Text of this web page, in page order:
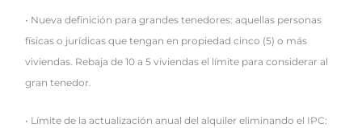
• Nueva definición para grandes tenedores: aquellas personas
físicas o jurídicas que tengan en propiedad cinco (5) o más
viviendas. Rebaja de 10 a 5 viviendas el límite para considerar al
gran tenedor.
• Límite de la actualización anual del alquiler eliminando el IPC: